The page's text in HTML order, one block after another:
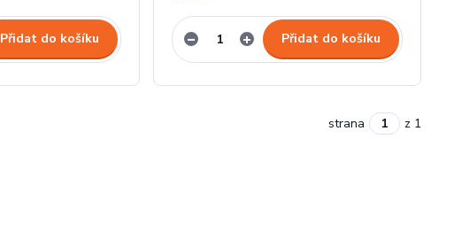
Přidat do košíku Přidat do košíku
strana z 1